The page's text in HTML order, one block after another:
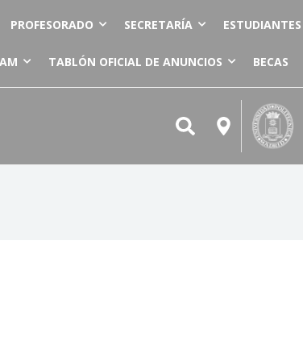
PROFESORADO SECRETARÍA ESTUDIANTES
TABLÓN OFICIAL DE ANUNCIOS BECAS